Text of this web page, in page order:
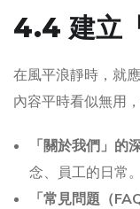
4.4 建立
在風平浪靜時，就
內容平時看似無用
「關於我們」的
念、員工的日常。
「常見問題（